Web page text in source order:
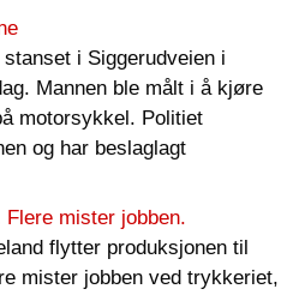
i Siggerudveien i
Mannen ble målt i å kjøre
motorsykkel. Politiet
og har beslaglagt
Flere mister jobben.
flytter produksjonen til
mister jobben ved trykkeriet,